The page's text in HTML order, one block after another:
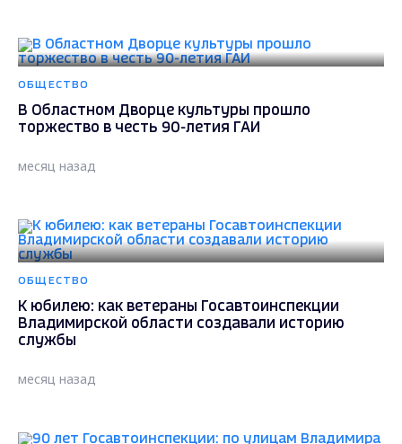
ОБЩЕСТВО
В Областном Дворце культуры прошло
торжество в честь 90-летия ГАИ
месяц назад
ОБЩЕСТВО
К юбилею: как ветераны Госавтоинспекции
Владимирской области создавали историю
службы
месяц назад